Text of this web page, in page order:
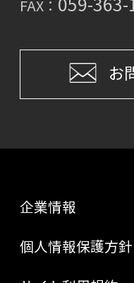
FAX：
お
企業情報
個人情報保護方針